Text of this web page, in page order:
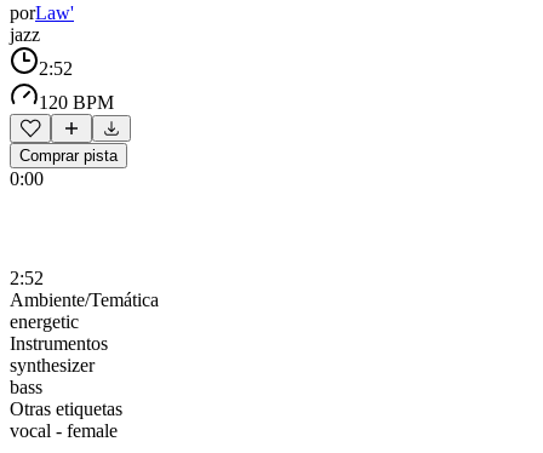
porLaw'
jazz
2:52
120 BPM
Comprar pista
0:00
2:52
Ambiente/Temática
energetic
Instrumentos
synthesizer
bass
Otras etiquetas
vocal - female